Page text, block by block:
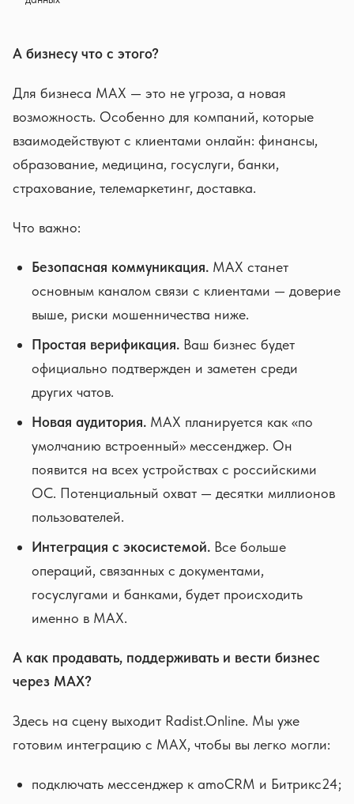
А бизнесу что с этого?
Для бизнеса MAX — это не угроза, а новая
возможность. Особенно для компаний, которые
взаимодействуют с клиентами онлайн: финансы,
образование, медицина, госуслуги, банки,
страхование, телемаркетинг, доставка.
Что важно:
Безопасная коммуникация. MAX станет
основным каналом связи с клиентами — доверие
выше, риски мошенничества ниже.
Простая верификация. Ваш бизнес будет
официально подтвержден и заметен среди
других чатов.
Новая аудитория. MAX планируется как «по
умолчанию встроенный» мессенджер. Он
появится на всех устройствах с российскими
ОС. Потенциальный охват — десятки миллионов
пользователей.
Интеграция с экосистемой. Все больше
операций, связанных с документами,
госуслугами и банками, будет происходить
именно в MAX.
А как продавать, поддерживать и вести бизнес
через MAX?
Здесь на сцену выходит Radist.Online. Мы уже
готовим интеграцию с MAX, чтобы вы легко могли:
подключать мессенджер к amoCRM и Битрикс24;